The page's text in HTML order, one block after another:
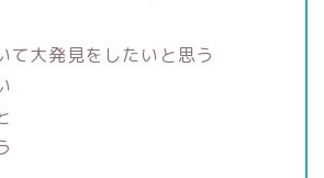
て大発見をしたいと思う